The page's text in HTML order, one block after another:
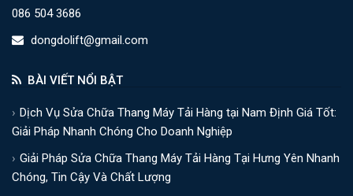
086 504 3686
dongdolift@gmail.com
BÀI VIẾT NỔI BẬT
Dịch Vụ Sửa Chữa Thang Máy Tải Hàng tại Nam Định Giá Tốt:
Giải Pháp Nhanh Chóng Cho Doanh Nghiệp
Giải Pháp Sửa Chữa Thang Máy Tải Hàng Tại Hưng Yên Nhanh
Chóng, Tin Cậy Và Chất Lượng